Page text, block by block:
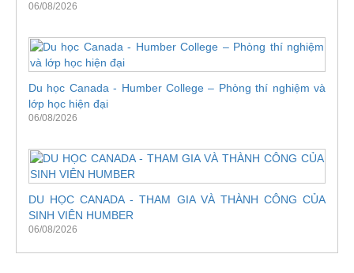
06/08/2026
Du học Canada - Humber College – Phòng thí nghiệm và
lớp học hiện đại
06/08/2026
DU HỌC CANADA - THAM GIA VÀ THÀNH CÔNG CỦA
SINH VIÊN HUMBER
06/08/2026